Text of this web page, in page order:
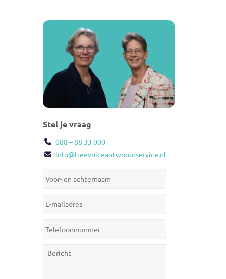
Stel je vraag
088 – 88 33 000
info@freevoiceantwoordservice.nl
voor-
achternaam:
e-
telefoonnummer:
Je
bericht: